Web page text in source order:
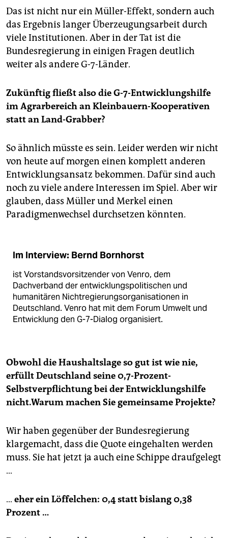
Das ist nicht nur ein Müller-Effekt, sondern auch
das Ergebnis langer Überzeugungsarbeit durch
viele Institutionen. Aber in der Tat ist die
Bundesregierung in einigen Fragen deutlich
weiter als andere G-7-Länder.
Zukünftig fließt also die G-7-Entwicklungshilfe
im Agrarbereich an Kleinbauern-Kooperativen
statt an Land-Grabber?
So ähnlich müsste es sein. Leider werden wir nicht
von heute auf morgen einen komplett anderen
Entwicklungsansatz bekommen. Dafür sind auch
noch zu viele andere Interessen im Spiel. Aber wir
glauben, dass Müller und Merkel einen
Paradigmenwechsel durchsetzen könnten.
Im Interview: Bernd Bornhorst
ist Vorstandsvorsitzender von Venro, dem
Dachverband der entwicklungspolitischen und
humanitären Nichtregierungsorganisationen in
Deutschland. Venro hat mit dem Forum Umwelt und
Entwicklung den G-7-Dialog organisiert.
Obwohl die Haushaltslage so gut ist wie nie,
erfüllt Deutschland seine 0,7-Prozent-
Selbstverpflichtung bei der Entwicklungshilfe
nicht.Warum machen Sie gemeinsame Projekte?
Wir haben gegenüber der Bundesregierung
klargemacht, dass die Quote eingehalten werden
muss. Sie hat jetzt ja auch eine Schippe draufgelegt
…
… eher ein Löffelchen: 0,4 statt bislang 0,38
Prozent …